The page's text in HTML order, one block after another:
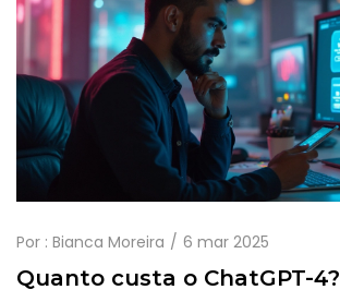
Por : Bianca Moreira 6 mar 2025
Quanto custa o ChatGPT-4?